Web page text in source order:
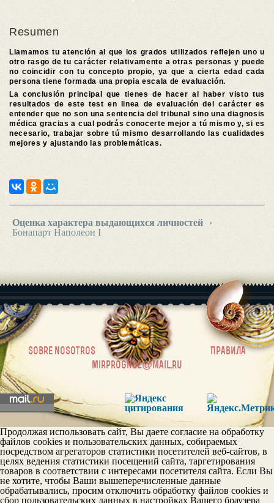
Resumen
Llamamos tu atención al que los grados utilizados reflejen uno u
otro rasgo de tu carácter relativamente a otras personas y puede
no coincidir con tu concepto propio, ya que a cierta edad cada
persona tiene formada una propia escala de evaluación.
La conclusión principal que tienes de hacer al haber visto tus
resultados de este test en linea de evaluación del carácter es
entender que no son una sentencia del tribunal sino una diagnosis
médica gracias a cual podrás conocerte mejor a tú mismo y, si es
necesario, trabajar sobre tú mismo desarrollando las cualidades
mejores y ajustando las problemáticas.
Оценка характера выдающихся личностей
›
Бонапарт Наполеон I
sobre nosotros |
Правила
mirprognoz@mail.ru
Продолжая использовать сайт, Вы даете согласие на обработку
файлов cookies и пользовательских данных, собираемых
посредством агрегаторов статистики посетителей веб-сайтов, в
целях ведения статистики посещений сайта, таргетирования
товаров в соответствии с интересами посетителя сайта. Если Вы
не хотите, чтобы Ваши вышеперечисленные данные
обрабатывались, просим отключить обработку файлов cookies и
сбор пользовательских данных в настройках Вашего браузера